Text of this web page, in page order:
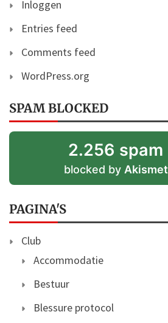
Inloggen
Entries feed
Comments feed
WordPress.org
SPAM BLOCKED
2.256 spam
blocked by Akismet
PAGINA'S
Club
Accommodatie
Bestuur
Blessure protocol